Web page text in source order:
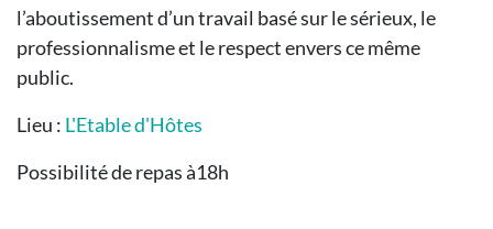
l’aboutissement d’un travail basé sur le sérieux, le
professionnalisme et le respect envers ce même
public.
Lieu : L'Etable d'Hôtes
Possibilité de repas à18h